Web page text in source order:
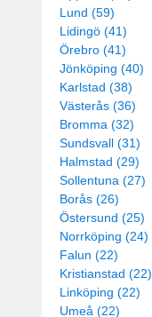
Lund (59)
Lidingö (41)
Örebro (41)
Jönköping (40)
Karlstad (38)
Västerås (36)
Bromma (32)
Sundsvall (31)
Halmstad (29)
Sollentuna (27)
Borås (26)
Östersund (25)
Norrköping (24)
Falun (22)
Kristianstad (22)
Linköping (22)
Umeå (22)